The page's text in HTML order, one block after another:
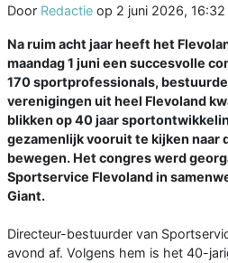
Door Redactie op 2 juni 2026, 16:32
Na ruim acht jaar heeft het
maandag 1 juni een succesvolle
170 sportprofessionals,
verenigingen uit heel Flevoland
blikken op 40 jaar
gezamenlijk vooruit te kijken naar
bewegen. Het congres werd
Sportservice Flevoland in
Giant.
Directeur-bestuurder van
avond af. Volgens hem is het 40-